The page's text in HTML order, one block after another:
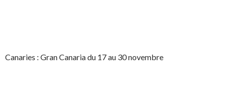
Canaries : Gran Canaria du 17 au 30 novembre